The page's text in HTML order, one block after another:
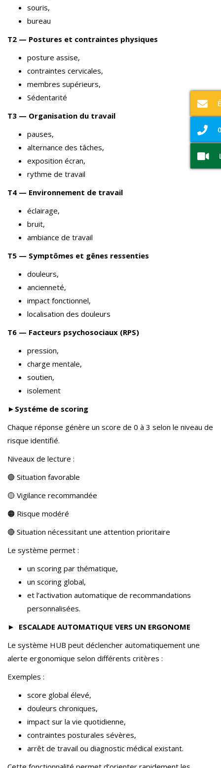
souris,
bureau
T2 — Postures et contraintes physiques
posture assise,
contraintes cervicales,
membres supérieurs,
Sédentarité
T3 — Organisation du travail
pauses,
alternance des tâches,
exposition écran,
rythme de travail
T4 — Environnement de travail
éclairage,
bruit,
ambiance de travail
T5 — Symptômes et gênes ressenties
douleurs,
ancienneté,
impact fonctionnel,
localisation des douleurs
T6 — Facteurs psychosociaux (RPS)
pression,
charge mentale,
soutien,
isolement
►Systéme de scoring
Chaque réponse génère un score de 0 à 3 selon le niveau de
risque identifié.
Niveaux de lecture :
🟢 Situation favorable
🟡 Vigilance recommandée
🟠 Risque modéré
🔴 Situation nécessitant une attention prioritaire
Le système permet :
un scoring par thématique,
un scoring global,
et l’activation automatique de recommandations
personnalisées.
► ESCALADE AUTOMATIQUE VERS UN ERGONOME
Le système HUB peut déclencher automatiquement une
alerte ergonomique selon différents critères :
Exemples :
score global élevé,
douleurs chroniques,
impact sur la vie quotidienne,
contraintes posturales sévères,
arrêt de travail ou diagnostic médical existant.